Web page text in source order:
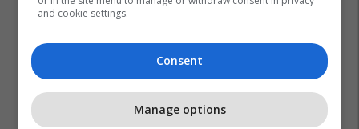
and cookie settings.
Consent
Manage options